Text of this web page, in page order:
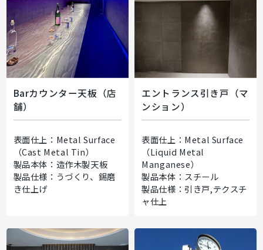
Barカウンター天板（店
舗）
表面仕上：Metal Surface
（Cast Metal Tin）
製品本体：造作木製天板
製品仕様：うづくり、錫磨
き仕上げ
エントランス引き戸（マ
ンション）
表面仕上：Metal Surface
（Liquid Metal
Manganese）
製品本体：スチール
製品仕様：引き戸,テクスチ
ャ仕上